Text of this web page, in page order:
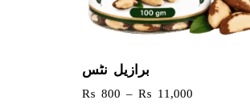
برازیل نٹس
₨ 800 – ₨ 11,000